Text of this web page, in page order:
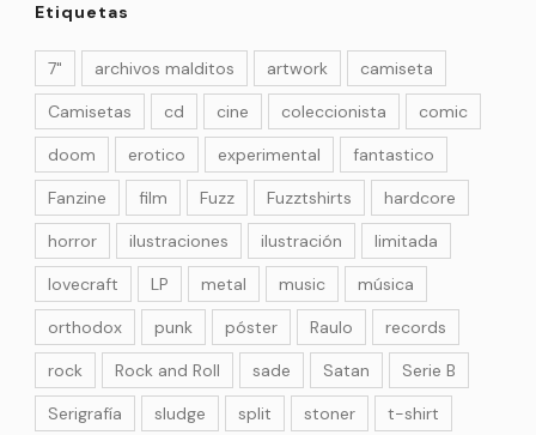
Etiquetas
7" archivos malditos artwork
camiseta
Camisetas
cd cine coleccionista
comic
doom
erotico experimental
fantastico
Fanzine
film Fuzz Fuzztshirts
hardcore
horror
ilustraciones ilustración
limitada
lovecraft
LP metal music
música
orthodox
punk póster Raulo
records
rock
Rock and Roll sade Satan
Serie B
Serigrafía
sludge split stoner t-shirt